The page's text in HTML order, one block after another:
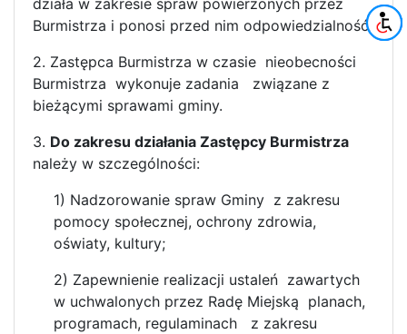
działa w zakresie spraw powierzonych przez
Burmistrza i ponosi przed nim odpowiedzialność.
2. Zastępca Burmistrza w czasie nieobecności
Burmistrza wykonuje zadania związane z
bieżącymi sprawami gminy.
3. Do zakresu działania Zastępcy Burmistrza
należy w szczególności:
1) Nadzorowanie spraw Gminy z zakresu
pomocy społecznej, ochrony zdrowia,
oświaty, kultury;
2) Zapewnienie realizacji ustaleń zawartych
w uchwalonych przez Radę Miejską planach,
programach, regulaminach z zakresu